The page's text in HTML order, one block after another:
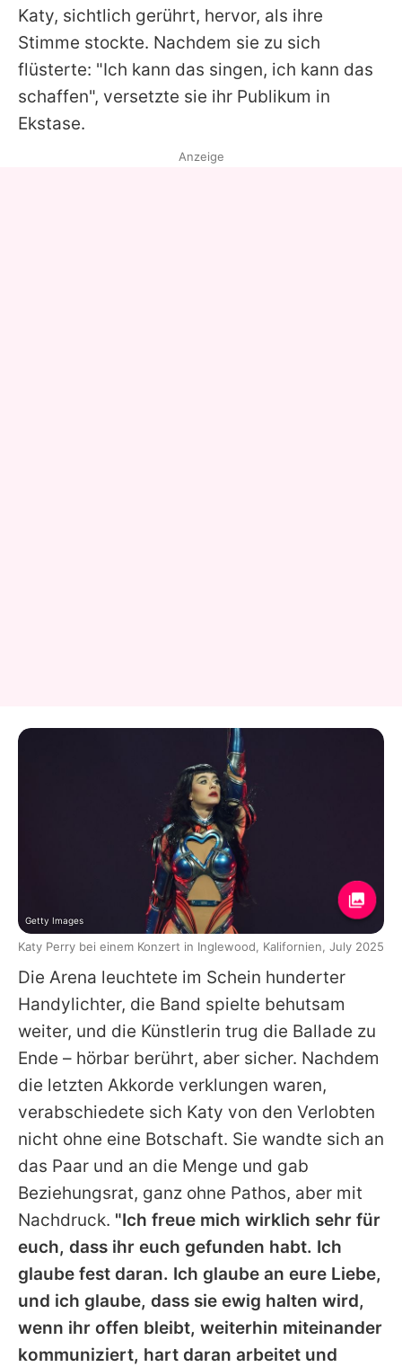
Katy, sichtlich gerührt, hervor, als ihre
Stimme stockte. Nachdem sie zu sich
flüsterte: "Ich kann das singen, ich kann das
schaffen", versetzte sie ihr Publikum in
Ekstase.
Die Arena leuchtete im Schein hunderter
Handylichter, die Band spielte behutsam
weiter, und die Künstlerin trug die Ballade zu
Ende – hörbar berührt, aber sicher. Nachdem
die letzten Akkorde verklungen waren,
verabschiedete sich Katy von den Verlobten
nicht ohne eine Botschaft. Sie wandte sich an
das Paar und an die Menge und gab
Beziehungsrat, ganz ohne Pathos, aber mit
Nachdruck. "Ich freue mich wirklich sehr für
euch, dass ihr euch gefunden habt. Ich
glaube fest daran. Ich glaube an eure Liebe,
und ich glaube, dass sie ewig halten wird,
wenn ihr offen bleibt, weiterhin miteinander
kommuniziert, hart daran arbeitet und
Anzeige
Getty Images
Katy Perry bei einem Konzert in Inglewood, Kalifornien, July 2025